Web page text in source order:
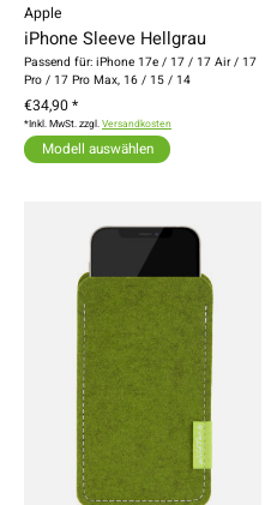
Apple
iPhone Sleeve Hellgrau
Passend für: iPhone 17e / 17 / 17 Air / 17
Pro / 17 Pro Max, 16 / 15 / 14
€34,90 *
*Inkl. MwSt. zzgl.Versandkosten
Modell auswählen